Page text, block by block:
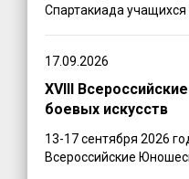
Спартакиада учащихся
17.09.2026
XVIII
боевых искусств
13-17 сентября 2026
Всероссийские